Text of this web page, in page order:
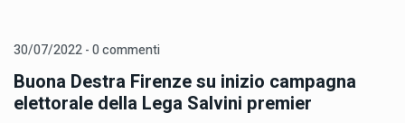
30/07/2022 - 0 commenti
Buona Destra Firenze su inizio campagna
elettorale della Lega Salvini premier